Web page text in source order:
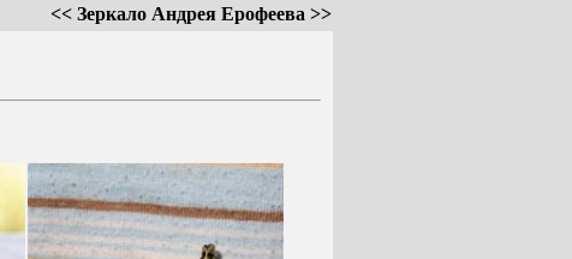
<< Зеркало Андрея Ерофеева >>